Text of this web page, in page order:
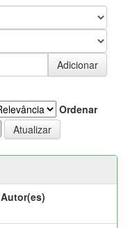
Ordenar
Autor(es)